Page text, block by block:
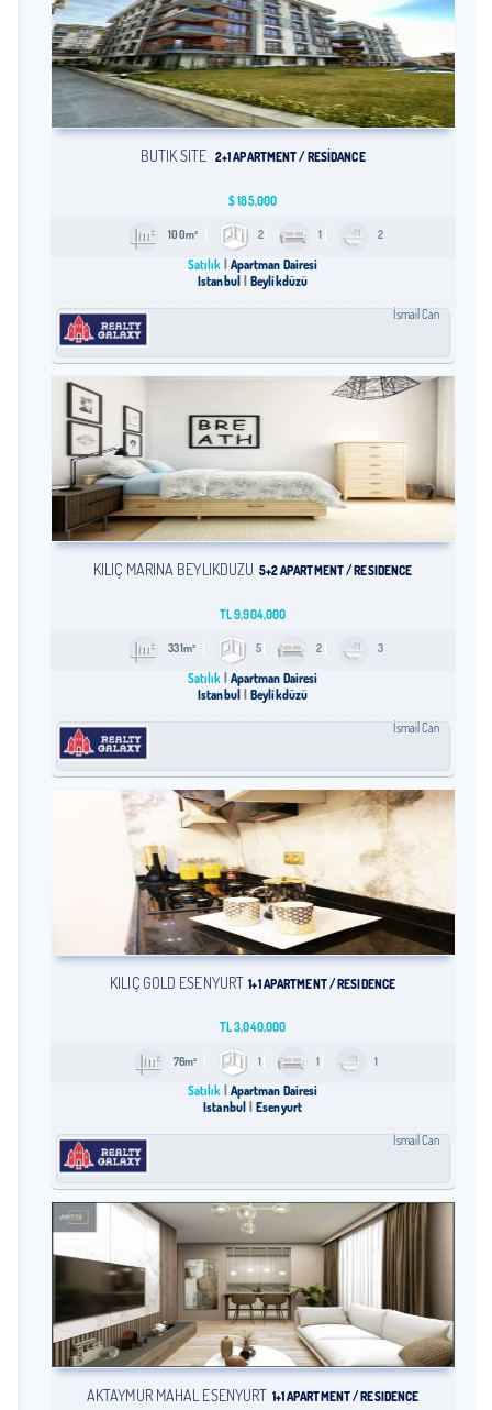
BUTIK SITE 2+1 APARTMENT / RESİDANCE
$185,000
100m² 2 1 2
Satılık
Apartman Dairesi
İstanbul
Beylikdüzü
İsmail Can
KILIÇ MARINA BEYLIKDÜZÜ 5+2 APARTMENT / RESIDENCE
TL9,904,000
331m² 5 2 3
Satılık
Apartman Dairesi
İstanbul
Beylikdüzü
İsmail Can
KILIÇ GOLD ESENYURT 1+1 APARTMENT / RESIDENCE
TL3,040,000
76m² 1 1 1
Satılık
Apartman Dairesi
İstanbul
Esenyurt
İsmail Can
AKTAYMUR MAHAL ESENYURT 1+1 APARTMENT / RESIDENCE